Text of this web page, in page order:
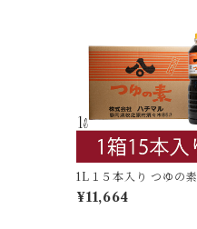
1L１５本入り つゆの素
¥11,664